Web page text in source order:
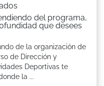
del programa,
que desees
de la organización de
de Dirección y
Deportivas te
la ...